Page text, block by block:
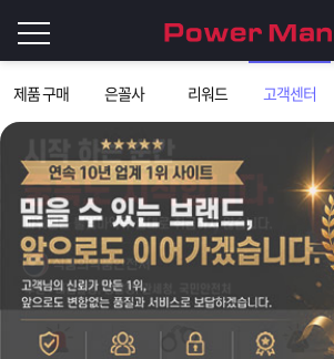
제품 구매 은꼴사 리워드 고객센터
그
인
이
필
요
로
Q&A
파
[제품 가격인하] 2018년 가격인하 안내